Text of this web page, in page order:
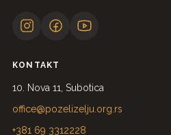
KONTAKT
10. Nova 11, Subotica
office@pozelizelju.org.rs
+381 69 3312228